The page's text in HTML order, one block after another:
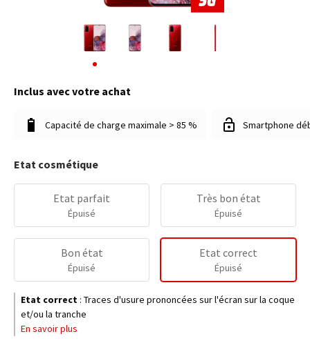
Inclus avec votre achat
Capacité de charge maximale > 85 % Smartphone
Etat cosmétique
Etat parfait
Épuisé
Très bon état
Épuisé
Bon état
Épuisé
Etat correct
Épuisé
Etat correct : Traces d'usure prononcées sur l'écran sur la coque
et/ou la tranche
En savoir plus